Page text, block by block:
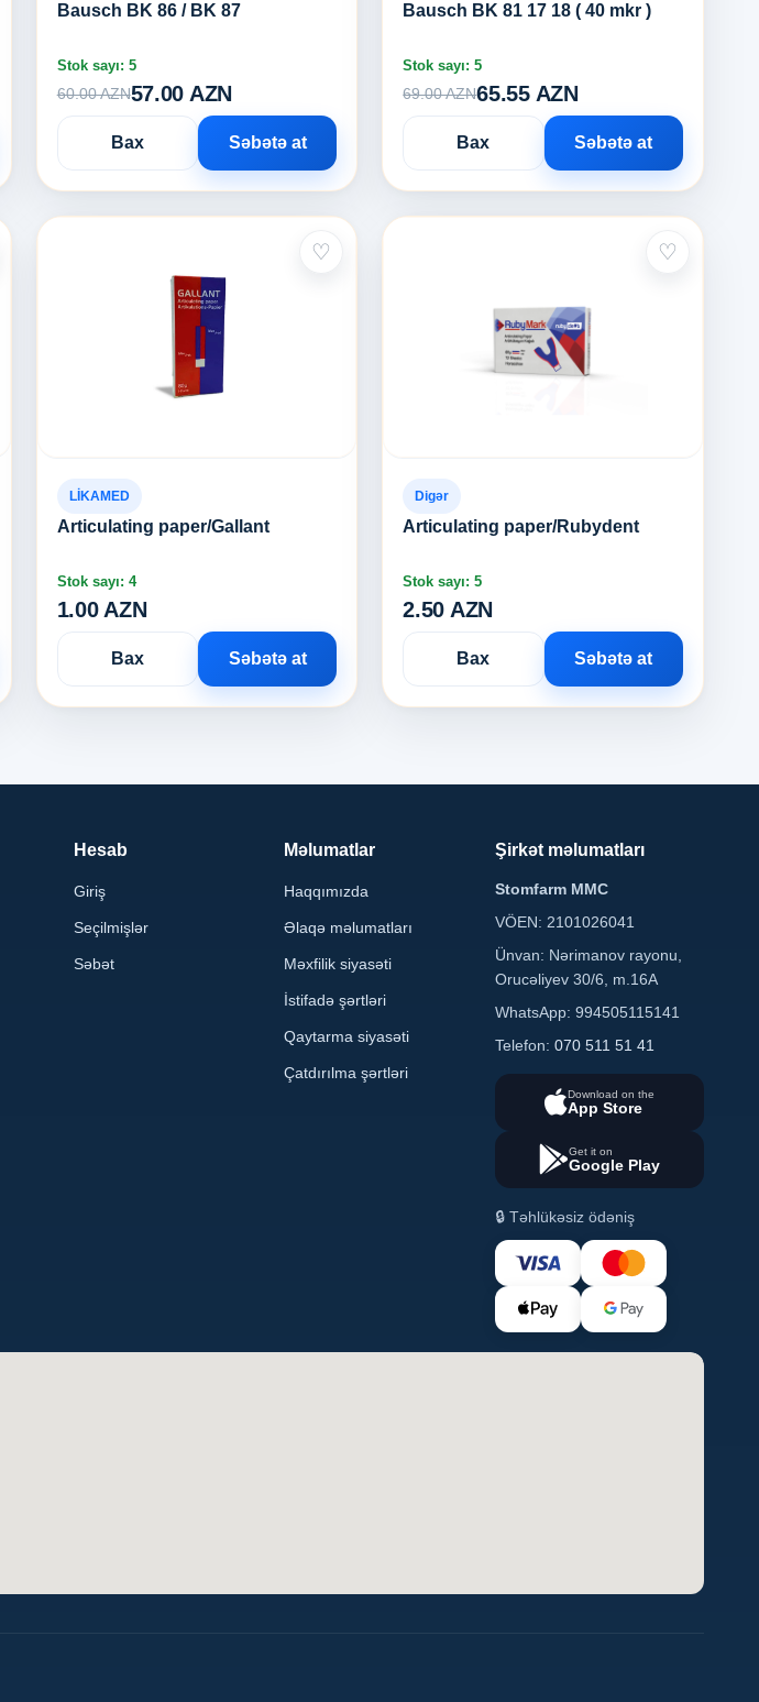
Bausch BK 86 / BK 87
Stok sayı: 5
60.00 AZN57.00 AZN
Bax Səbətə at
Bausch BK 81 17 18 ( 40 mkr )
Stok sayı: 5
69.00 AZN65.55 AZN
Bax Səbətə at
♡
LİKAMED
Articulating paper/Gallant
Stok sayı: 4
1.00 AZN
Bax Səbətə at
♡
Digər
Articulating paper/Rubydent
Stok sayı: 5
2.50 AZN
Bax Səbətə at
Hesab
Giriş
Seçilmişlər
Səbət
Məlumatlar
Haqqımızda
Əlaqə məlumatları
Məxfilik siyasəti
İstifadə şərtləri
Qaytarma siyasəti
Çatdırılma şərtləri
Şirkət məlumatları
Stomfarm MMC
VÖEN: 2101026041
Ünvan: Nərimanov rayonu,
Orucəliyev 30/6, m.16A
WhatsApp: 994505115141
Telefon: 070 511 51 41
Download on the
App Store
Get it on
Google Play
🔒 Təhlükəsiz ödəniş